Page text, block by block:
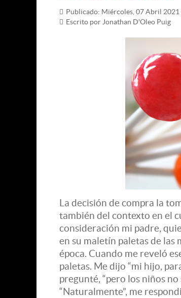
Publicado: Miércoles, 07 Abril 2021
Escrito por Jonathan D'Oleo Puig
La decisión de compra la
también del contexto en el
consideración mi padre,
en su maletín paletas de las
época. Cuando me reveló
paletas. Me dijo “mi hijo,
pregunté, “pero los niños
“Naturalmente”, me